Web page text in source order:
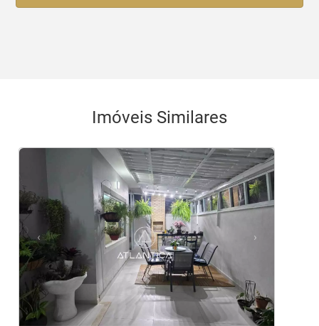
Imóveis Similares
<
‹
Previous
›
Next